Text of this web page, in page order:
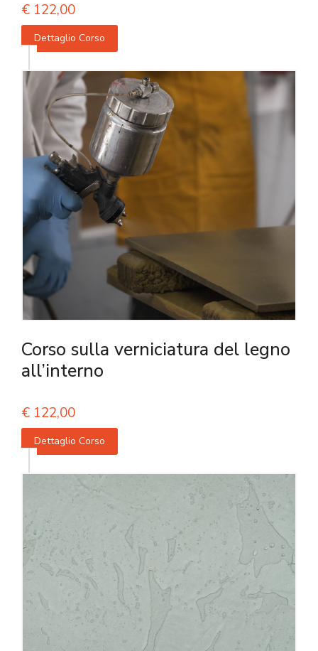
€ 122,00
Dettaglio Corso
Corso sulla verniciatura del legno
all’interno
€ 122,00
Dettaglio Corso